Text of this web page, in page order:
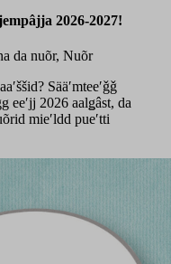
2026-2027!
da nuõr, Nuõr
Sääʹmteeʹǧǧ
eeʹjj 2026 aalǥâst, da
mieʹldd pueʹtti